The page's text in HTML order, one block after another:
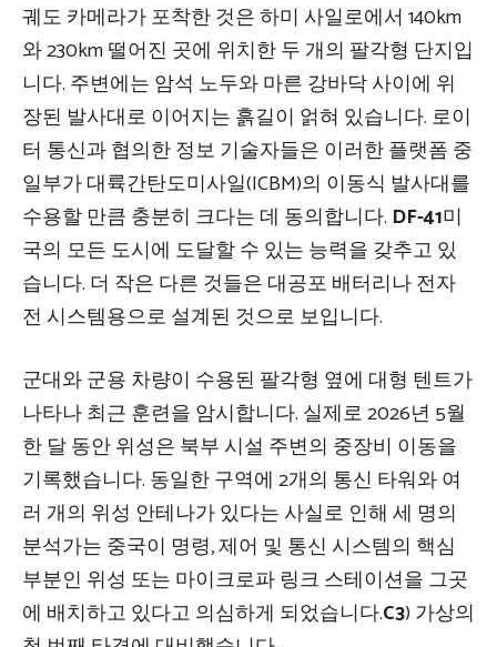
궤도 카메라가 포착한 것은 하미 사일로에서 140km
와 230km 떨어진 곳에 위치한 두 개의 팔각형 단지입
니다. 주변에는 암석 노두와 마른 강바닥 사이에 위
장된 발사대로 이어지는 흙길이 얽혀 있습니다. 로이
터 통신과 협의한 정보 기술자들은 이러한 플랫폼 중
일부가 대륙간탄도미사일(ICBM)의 이동식 발사대를
수용할 만큼 충분히 크다는 데 동의합니다. DF-41미
국의 모든 도시에 도달할 수 있는 능력을 갖추고 있
습니다. 더 작은 다른 것들은 대공포 배터리나 전자
전 시스템용으로 설계된 것으로 보입니다.
군대와 군용 차량이 수용된 팔각형 옆에 대형 텐트가
나타나 최근 훈련을 암시합니다. 실제로 2026년 5월
한 달 동안 위성은 북부 시설 주변의 중장비 이동을
기록했습니다. 동일한 구역에 2개의 통신 타워와 여
러 개의 위성 안테나가 있다는 사실로 인해 세 명의
분석가는 중국이 명령, 제어 및 통신 시스템의 핵심
부분인 위성 또는 마이크로파 링크 스테이션을 그곳
에 배치하고 있다고 의심하게 되었습니다.C3) 가상의